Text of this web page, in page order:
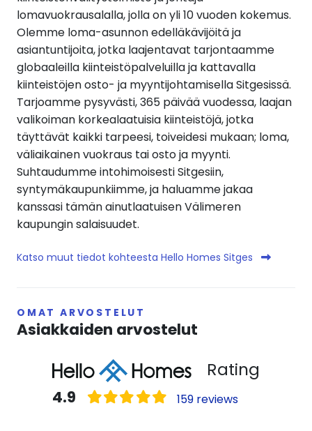
lomavuokrausalalla, jolla on yli 10 vuoden kokemus.
Olemme loma-asunnon edelläkävijöitä ja
asiantuntijoita, jotka laajentavat tarjontaamme
globaaleilla kiinteistöpalveluilla ja kattavalla
kiinteistöjen osto- ja myyntijohtamisella Sitgesissä.
Tarjoamme pysyvästi, 365 päivää vuodessa, laajan
valikoiman korkealaatuisia kiinteistöjä, jotka
täyttävät kaikki tarpeesi, toiveidesi mukaan; loma,
väliaikainen vuokraus tai osto ja myynti.
Suhtaudumme intohimoisesti Sitgesiin,
syntymäkaupunkiimme, ja haluamme jakaa
kanssasi tämän ainutlaatuisen Välimeren
kaupungin salaisuudet.
Katso muut tiedot kohteesta Hello Homes Sitges
OMAT ARVOSTELUT
Asiakkaiden arvostelut
Rating
4.9 159 reviews